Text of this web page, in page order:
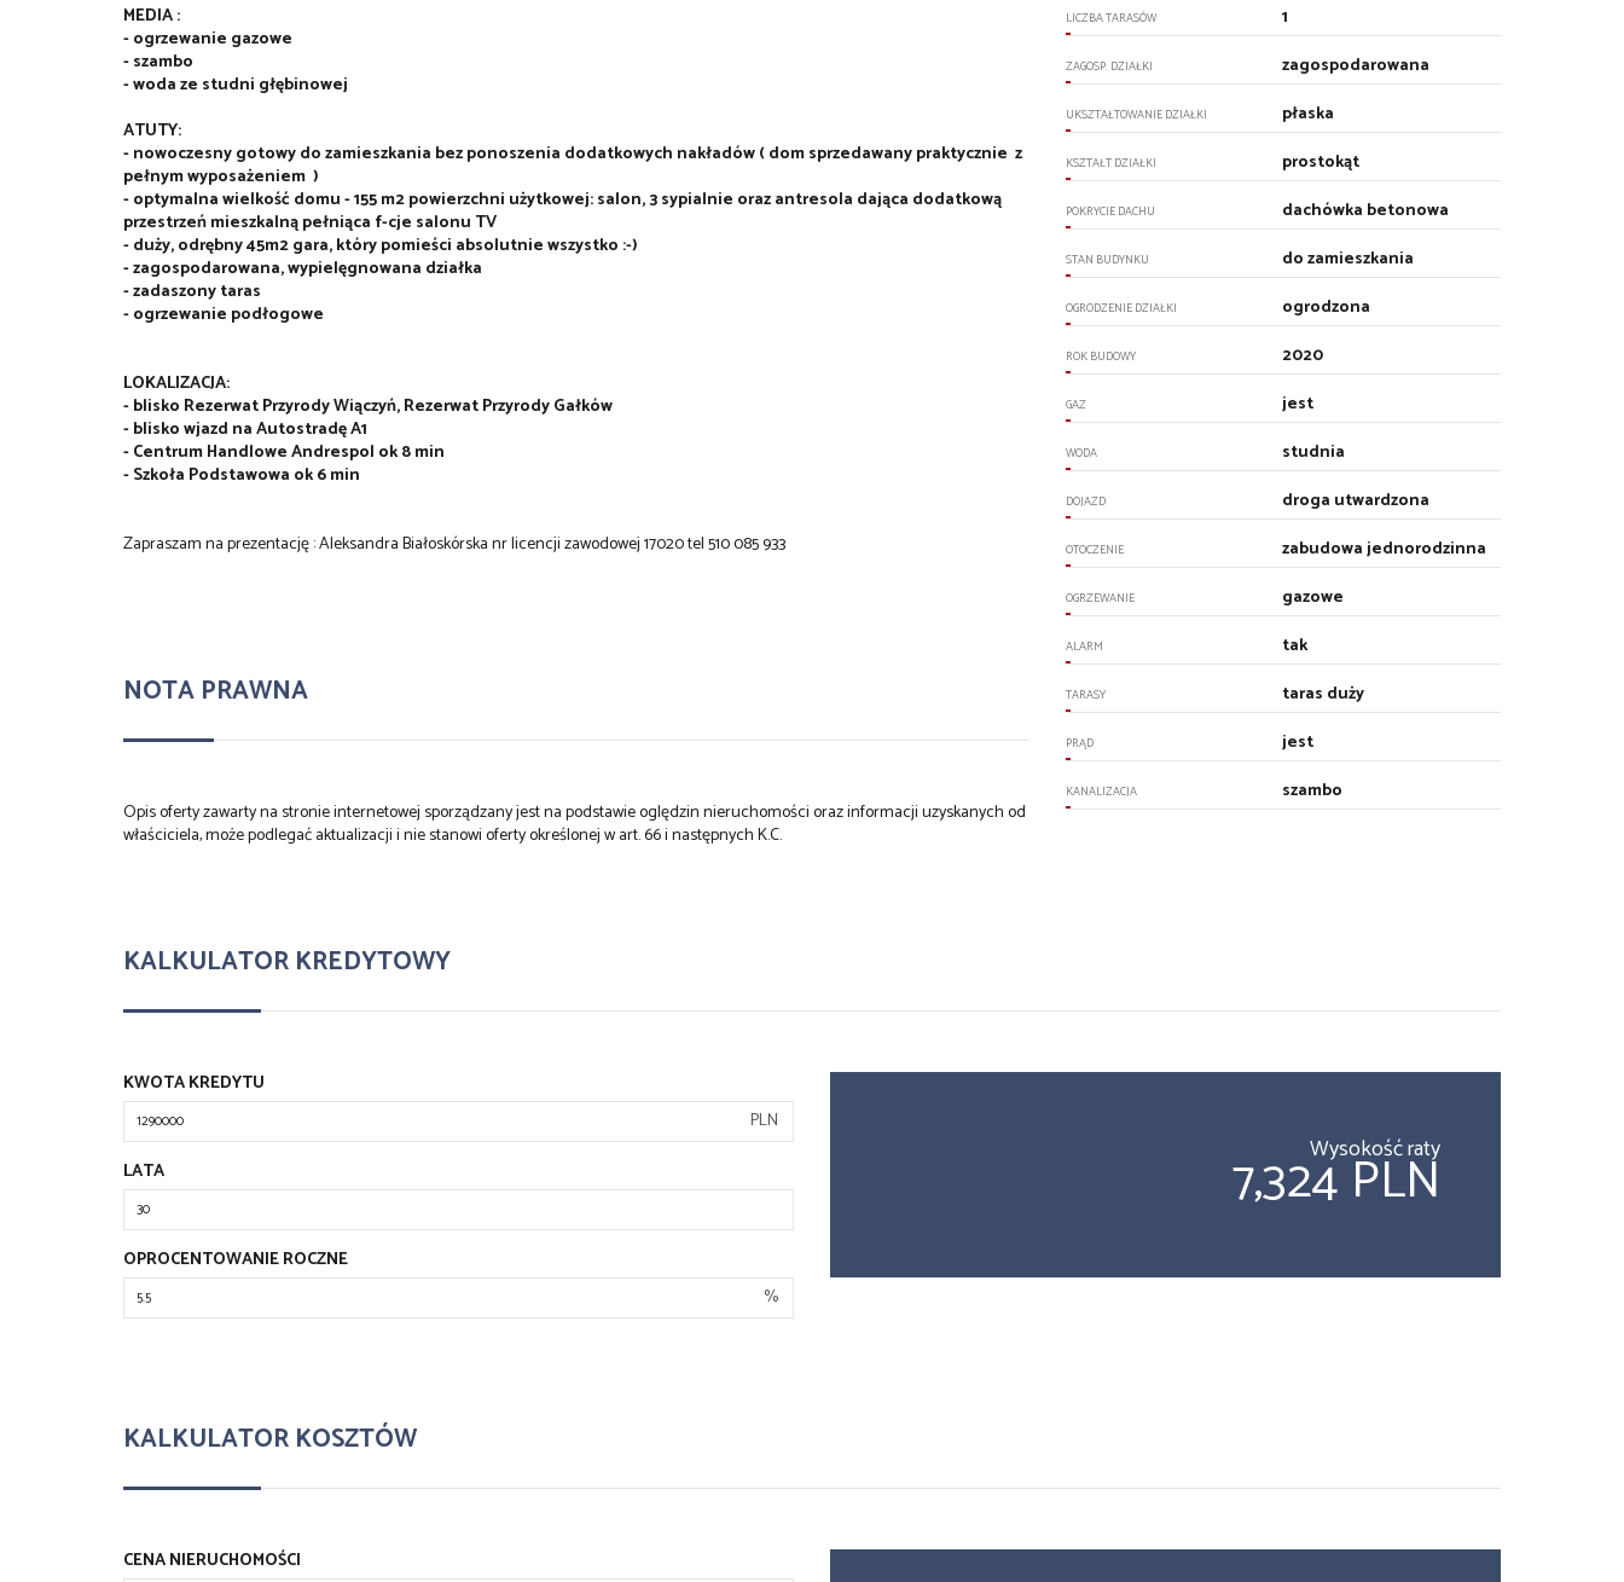
MEDIA :
- ogrzewanie gazowe
- szambo
- woda ze studni głębinowej
ATUTY:
- nowoczesny gotowy do zamieszkania bez ponoszenia dodatkowych nakładów ( dom sprzedawany praktycznie z
pełnym wyposażeniem )
- optymalna wielkość domu - 155 m2 powierzchni użytkowej: salon, 3 sypialnie oraz antresola dająca dodatkową
przestrzeń mieszkalną pełniąca f-cje salonu TV
- duży, odrębny 45m2 gara, który pomieści absolutnie wszystko :-)
- zagospodarowana, wypielęgnowana działka
- zadaszony taras
- ogrzewanie podłogowe
LOKALIZACJA:
- blisko Rezerwat Przyrody Wiączyń, Rezerwat Przyrody Gałków
- blisko wjazd na Autostradę A1
- Centrum Handlowe Andrespol ok 8 min
- Szkoła Podstawowa ok 6 min
Zapraszam na prezentację : Aleksandra Białoskórska nr licencji zawodowej 17020 tel 510 085 933
NOTA PRAWNA
Opis oferty zawarty na stronie internetowej sporządzany jest na podstawie oględzin nieruchomości oraz informacji uzyskanych od
właściciela, może podlegać aktualizacji i nie stanowi oferty określonej w art. 66 i następnych K.C.
LICZBA TARASÓW 1
ZAGOSP. DZIAŁKI zagospodarowana
UKSZTAŁTOWANIE DZIAŁKI płaska
KSZTAŁT DZIAŁKI prostokąt
POKRYCIE DACHU dachówka betonowa
STAN BUDYNKU do zamieszkania
OGRODZENIE DZIAŁKI ogrodzona
ROK BUDOWY 2020
GAZ jest
WODA studnia
DOJAZD droga utwardzona
OTOCZENIE zabudowa jednorodzinna
OGRZEWANIE gazowe
ALARM tak
TARASY taras duży
PRĄD jest
KANALIZACJA szambo
KALKULATOR KREDYTOWY
KWOTA KREDYTU
PLN
LATA
OPROCENTOWANIE ROCZNE
%
Wysokość raty
7,324 PLN
KALKULATOR KOSZTÓW
CENA NIERUCHOMOŚCI